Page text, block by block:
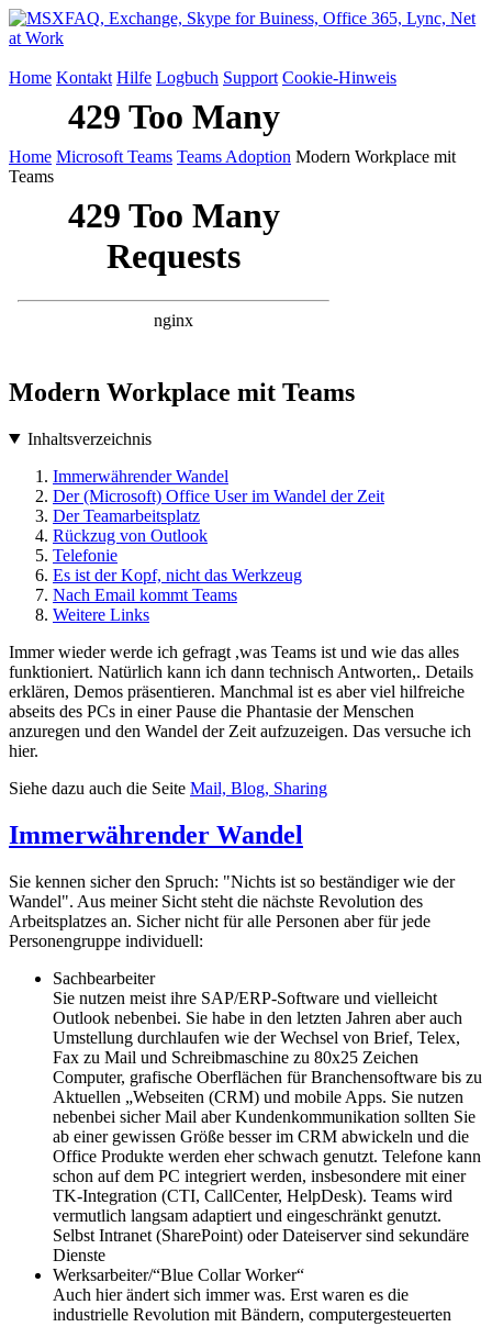
Home Kontakt Hilfe Logbuch Support Cookie-Hinweis
Home Microsoft Teams Teams Adoption Modern Workplace mit
Teams
Modern Workplace mit Teams
Inhaltsverzeichnis
Immerwährender Wandel
Der (Microsoft) Office User im Wandel der Zeit
Der Teamarbeitsplatz
Rückzug von Outlook
Telefonie
Es ist der Kopf, nicht das Werkzeug
Nach Email kommt Teams
Weitere Links
Immer wieder werde ich gefragt ,was Teams ist und wie das alles
funktioniert. Natürlich kann ich dann technisch Antworten,. Details
erklären, Demos präsentieren. Manchmal ist es aber viel hilfreiche
abseits des PCs in einer Pause die Phantasie der Menschen
anzuregen und den Wandel der Zeit aufzuzeigen. Das versuche ich
hier.
Siehe dazu auch die Seite Mail, Blog, Sharing
Immerwährender Wandel
Sie kennen sicher den Spruch: "Nichts ist so beständiger wie der
Wandel". Aus meiner Sicht steht die nächste Revolution des
Arbeitsplatzes an. Sicher nicht für alle Personen aber für jede
Personengruppe individuell:
Sachbearbeiter
Sie nutzen meist ihre SAP/ERP-Software und vielleicht
Outlook nebenbei. Sie habe in den letzten Jahren aber auch
Umstellung durchlaufen wie der Wechsel von Brief, Telex,
Fax zu Mail und Schreibmaschine zu 80x25 Zeichen
Computer, grafische Oberflächen für Branchensoftware bis zu
Aktuellen „Webseiten (CRM) und mobile Apps. Sie nutzen
nebenbei sicher Mail aber Kundenkommunikation sollten Sie
ab einer gewissen Größe besser im CRM abwickeln und die
Office Produkte werden eher schwach genutzt. Telefone kann
schon auf dem PC integriert werden, insbesondere mit einer
TK-Integration (CTI, CallCenter, HelpDesk). Teams wird
vermutlich langsam adaptiert und eingeschränkt genutzt.
Selbst Intranet (SharePoint) oder Dateiserver sind sekundäre
Dienste
Werksarbeiter/“Blue Collar Worker“
Auch hier ändert sich immer was. Erst waren es die
industrielle Revolution mit Bändern, computergesteuerten